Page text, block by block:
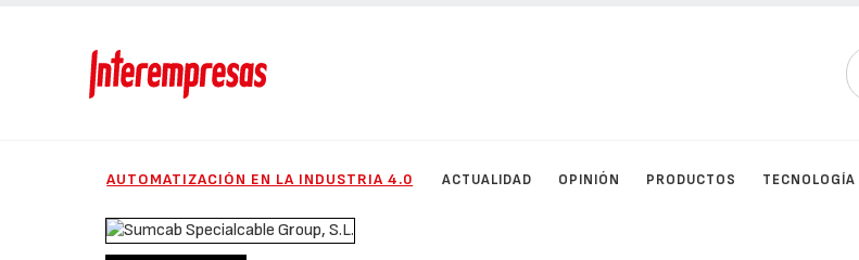
AUTOMATIZACIÓN EN LA INDUSTRIA 4.0 ACTUALIDAD OPINIÓN PRODUCTOS TECNOLOGÍA